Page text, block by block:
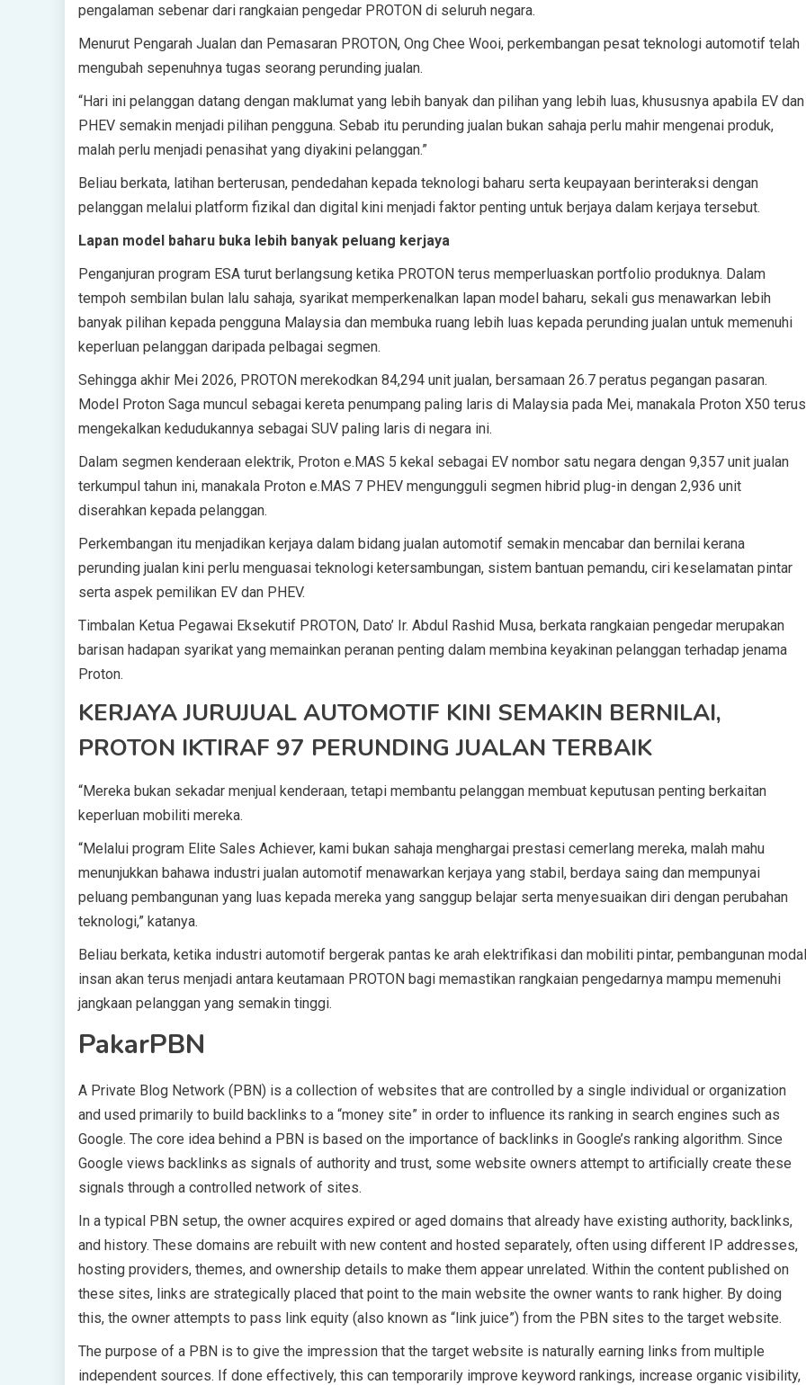
pengalaman sebenar dari rangkaian pengedar PROTON di seluruh negara.
Menurut Pengarah Jualan dan Pemasaran PROTON, Ong Chee Wooi, perkembangan pesat teknologi automotif telah
mengubah sepenuhnya tugas seorang perunding jualan.
“Hari ini pelanggan datang dengan maklumat yang lebih banyak dan pilihan yang lebih luas, khususnya apabila EV dan
PHEV semakin menjadi pilihan pengguna. Sebab itu perunding jualan bukan sahaja perlu mahir mengenai produk,
malah perlu menjadi penasihat yang diyakini pelanggan.”
Beliau berkata, latihan berterusan, pendedahan kepada teknologi baharu serta keupayaan berinteraksi dengan
pelanggan melalui platform fizikal dan digital kini menjadi faktor penting untuk berjaya dalam kerjaya tersebut.
Lapan model baharu buka lebih banyak peluang kerjaya
Penganjuran program ESA turut berlangsung ketika PROTON terus memperluaskan portfolio produknya. Dalam
tempoh sembilan bulan lalu sahaja, syarikat memperkenalkan lapan model baharu, sekali gus menawarkan lebih
banyak pilihan kepada pengguna Malaysia dan membuka ruang lebih luas kepada perunding jualan untuk memenuhi
keperluan pelanggan daripada pelbagai segmen.
Sehingga akhir Mei 2026, PROTON merekodkan 84,294 unit jualan, bersamaan 26.7 peratus pegangan pasaran.
Model Proton Saga muncul sebagai kereta penumpang paling laris di Malaysia pada Mei, manakala Proton X50 terus
mengekalkan kedudukannya sebagai SUV paling laris di negara ini.
Dalam segmen kenderaan elektrik, Proton e.MAS 5 kekal sebagai EV nombor satu negara dengan 9,357 unit jualan
terkumpul tahun ini, manakala Proton e.MAS 7 PHEV mengungguli segmen hibrid plug-in dengan 2,936 unit
diserahkan kepada pelanggan.
Perkembangan itu menjadikan kerjaya dalam bidang jualan automotif semakin mencabar dan bernilai kerana
perunding jualan kini perlu menguasai teknologi ketersambungan, sistem bantuan pemandu, ciri keselamatan pintar
serta aspek pemilikan EV dan PHEV.
Timbalan Ketua Pegawai Eksekutif PROTON, Dato’ Ir. Abdul Rashid Musa, berkata rangkaian pengedar merupakan
barisan hadapan syarikat yang memainkan peranan penting dalam membina keyakinan pelanggan terhadap jenama
Proton.
KERJAYA JURUJUAL AUTOMOTIF KINI SEMAKIN BERNILAI,
PROTON IKTIRAF 97 PERUNDING JUALAN TERBAIK
“Mereka bukan sekadar menjual kenderaan, tetapi membantu pelanggan membuat keputusan penting berkaitan
keperluan mobiliti mereka.
“Melalui program Elite Sales Achiever, kami bukan sahaja menghargai prestasi cemerlang mereka, malah mahu
menunjukkan bahawa industri jualan automotif menawarkan kerjaya yang stabil, berdaya saing dan mempunyai
peluang pembangunan yang luas kepada mereka yang sanggup belajar serta menyesuaikan diri dengan perubahan
teknologi,” katanya.
Beliau berkata, ketika industri automotif bergerak pantas ke arah elektrifikasi dan mobiliti pintar, pembangunan modal
insan akan terus menjadi antara keutamaan PROTON bagi memastikan rangkaian pengedarnya mampu memenuhi
jangkaan pelanggan yang semakin tinggi.
PakarPBN
A Private Blog Network (PBN) is a collection of websites that are controlled by a single individual or organization
and used primarily to build backlinks to a “money site” in order to influence its ranking in search engines such as
Google. The core idea behind a PBN is based on the importance of backlinks in Google’s ranking algorithm. Since
Google views backlinks as signals of authority and trust, some website owners attempt to artificially create these
signals through a controlled network of sites.
In a typical PBN setup, the owner acquires expired or aged domains that already have existing authority, backlinks,
and history. These domains are rebuilt with new content and hosted separately, often using different IP addresses,
hosting providers, themes, and ownership details to make them appear unrelated. Within the content published on
these sites, links are strategically placed that point to the main website the owner wants to rank higher. By doing
this, the owner attempts to pass link equity (also known as “link juice”) from the PBN sites to the target website.
The purpose of a PBN is to give the impression that the target website is naturally earning links from multiple
independent sources. If done effectively, this can temporarily improve keyword rankings, increase organic visibility,